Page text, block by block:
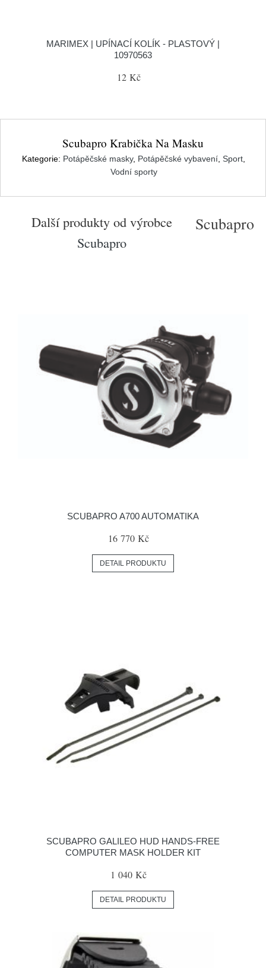
MARIMEX | UPÍNACÍ KOLÍK - PLASTOVÝ |
10970563
12 Kč
Scubapro Krabička Na Masku
Kategorie: Potápěčské masky, Potápěčské vybavení Sport
Vodní sporty
Další produkty od výrobce
Scubapro
Scubapro
SCUBAPRO A700 AUTOMATIKA
16 770 Kč
DETAIL PRODUKTU
SCUBAPRO GALILEO HUD HANDS-FREE
COMPUTER MASK HOLDER KIT
1 040 Kč
DETAIL PRODUKTU